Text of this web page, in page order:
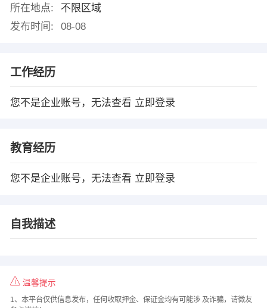
所在地点:
不限区域
发布时间:
08-08
工作经历
您不是企业账号，无法查看 立即登录
教育经历
您不是企业账号，无法查看 立即登录
自我描述
温馨提示
1、本平台仅供信息发布，任何收取押金、保证金均有可能涉 及诈骗，请微友